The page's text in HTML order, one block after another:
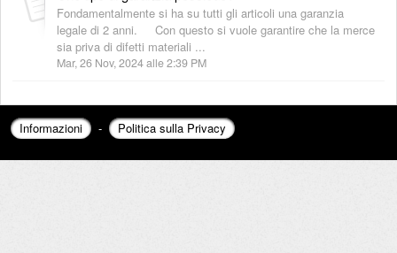
Fondamentalmente si ha su tutti gli articoli una garanzia
legale di 2 anni. Con questo si vuole garantire che la merce
sia priva di difetti materiali ...
Mar, 26 Nov, 2024 alle 2:39 PM
Informazioni - Politica sulla Privacy